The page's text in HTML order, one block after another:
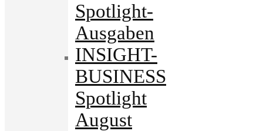
Spotlight-
Ausgaben
INSIGHT-
BUSINESS
Spotlight
August